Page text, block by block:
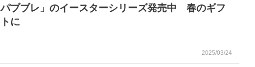
パブブレ」のイースターシリーズ発売中 春のギフ
トに
2025/03/24